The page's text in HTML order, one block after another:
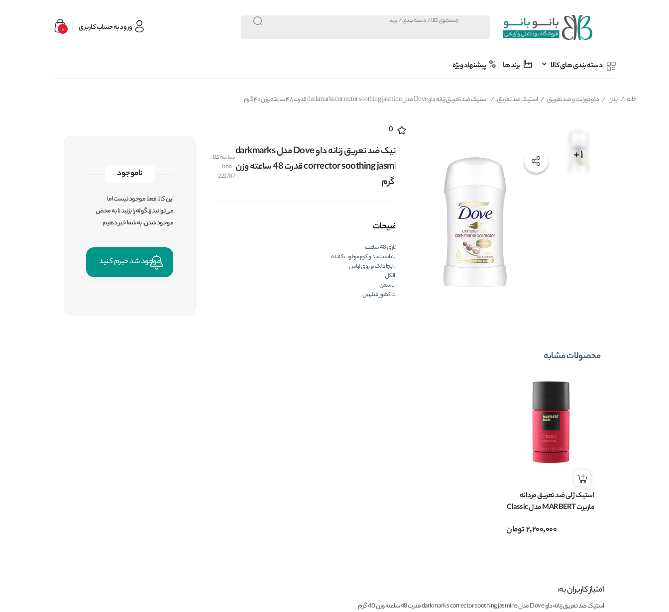
ورود به حساب کاربری 0
دسته بندی های کالا برند ها پیشنهاد ویژه
خانه / بدن / دئودورانت و ضد تعریق / استیک ضد تعریق / استیک ضد تعریق زنانه داو Dove مدل darkmarks corrector soothing jasmine قدرت 48 ساعته وزن 40 گرم
0
استیک ضد تعریق زنانه داو Dove مدل darkmarks
corrector soothing jasmine قدرت 48 ساعته وزن
40 گرم
شناسه کالا:
bno-
222787
توضیحات
ماندگاری 48 ساعت
حاوی نیاسینامید و کرم مرطوب کننده
بدون ایجاد لک بر روی لباس
فاقد الکل
رایحه یاسمن
ساخت کشور فیلیپین
ناموجود
این کالا فعلا موجود نیست اما
می‌توانید زنگوله را بزنید تا به محض
موجود شدن، به شما خبر دهیم
موجود شد خبرم کنید
محصولات مشابه
استیک ژلی ضد تعریق مردانه
ماربرت MARBERT مدل Classic
2,200,000تومان
امتیاز کاربران به:
استیک ضد تعریق زنانه داو Dove مدل darkmarks corrector soothing jasmine قدرت 48 ساعته وزن 40 گرم